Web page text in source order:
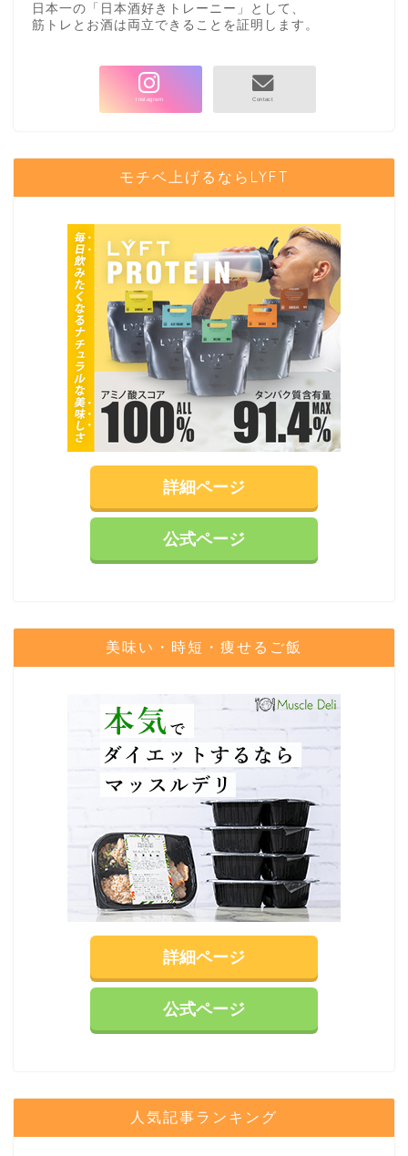
日本一の「日本酒好きトレーニー」として、
筋トレとお酒は両立できることを証明します。
モチベ上げるならLYFT
詳細ページ
公式ページ
美味い・時短・痩せるご飯
詳細ページ
公式ページ
人気記事ランキング